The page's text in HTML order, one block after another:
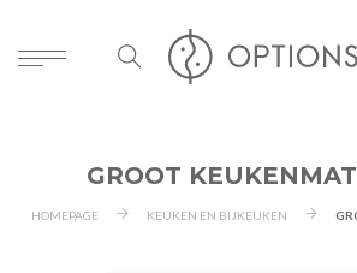
GROOT
HOMEPAGE KEUKEN EN BIJKEUKEN